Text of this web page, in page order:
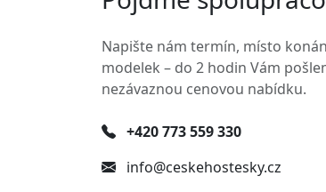
Napište nám termín, místo
modelek – do 2 hodin Vám
nezávaznou cenovou nabídku.
+420 773 559 330
info@ceskehostesky.cz